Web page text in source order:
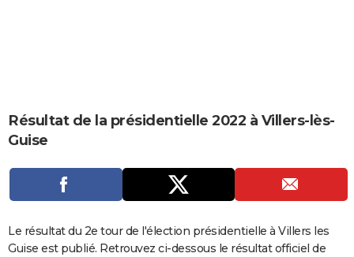
CARTE DE VOEUX
Carte de Noël
Carte Bonne année
Carte Saint-Valentin
Carte Pâques
Carte d'anniversaire
DICTIONNAIRE
Dictionnaire
Biographies
Expressions
Proverbes
PROGRAMME TV
S'inscrire
Se connecter
Lycées
Collèges
Primaires
Universités
Entreprises
Service militaire
Avis de recherche
AVIS DE DÉCÈS
Résultat de la présidentielle 2022 à Villers-lès-
Guise
Le résultat du 2e tour de l'élection présidentielle à Villers les
Guise est publié. Retrouvez ci-dessous le résultat officiel de